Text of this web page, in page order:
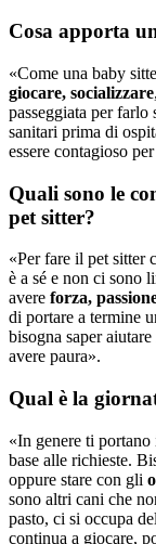
Cosa apporta
«Come una baby
giocare, socializzare
passeggiata per
sanitari prima di
essere contagioso
Quali sono le
pet sitter?
«Per fare il pet sitter
è a sé e non ci sono
avere forza,
di portare a termine
bisogna saper
avere paura».
Qual è la
«In genere ti portano
base alle richieste.
oppure stare con gli
sono altri cani che
pasto, ci si occupa
continua a giocare,